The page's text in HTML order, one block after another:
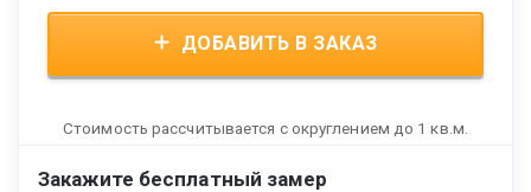
ДОБАВИТЬ В ЗАКАЗ
Стоимость рассчитывается с округлением до 1 кв.м.
Закажите бесплатный замер